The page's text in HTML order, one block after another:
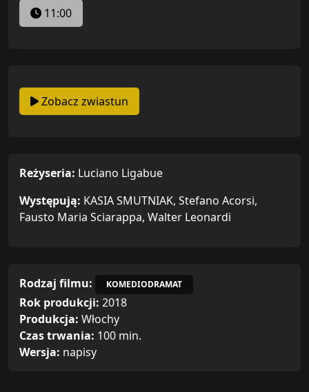
11:00
Zobacz zwiastun
Reżyseria: Luciano Ligabue
Występują: KASIA SMUTNIAK, Stefano Acorsi,
Fausto Maria Sciarappa, Walter Leonardi
Rodzaj filmu: KOMEDIODRAMAT
Rok produkcji: 2018
Produkcja: Włochy
Czas trwania: 100 min.
Wersja: napisy